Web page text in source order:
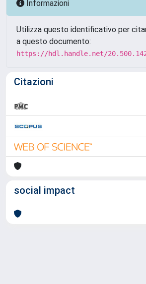
Informazioni
Utilizza questo identificativo per
a questo documento:
https://hdl.handle.net/
Citazioni
social impact